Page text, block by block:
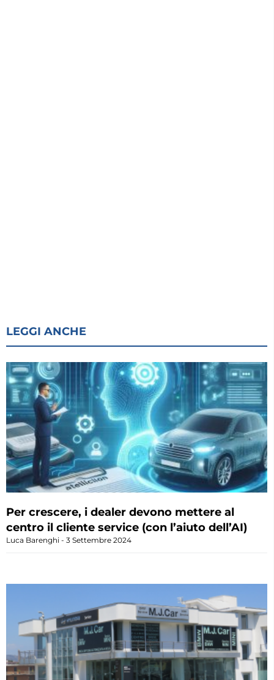
LEGGI ANCHE
Per crescere, i dealer devono mettere al
centro il cliente service (con l’aiuto dell’AI)
Luca Barenghi 3 Settembre 2024